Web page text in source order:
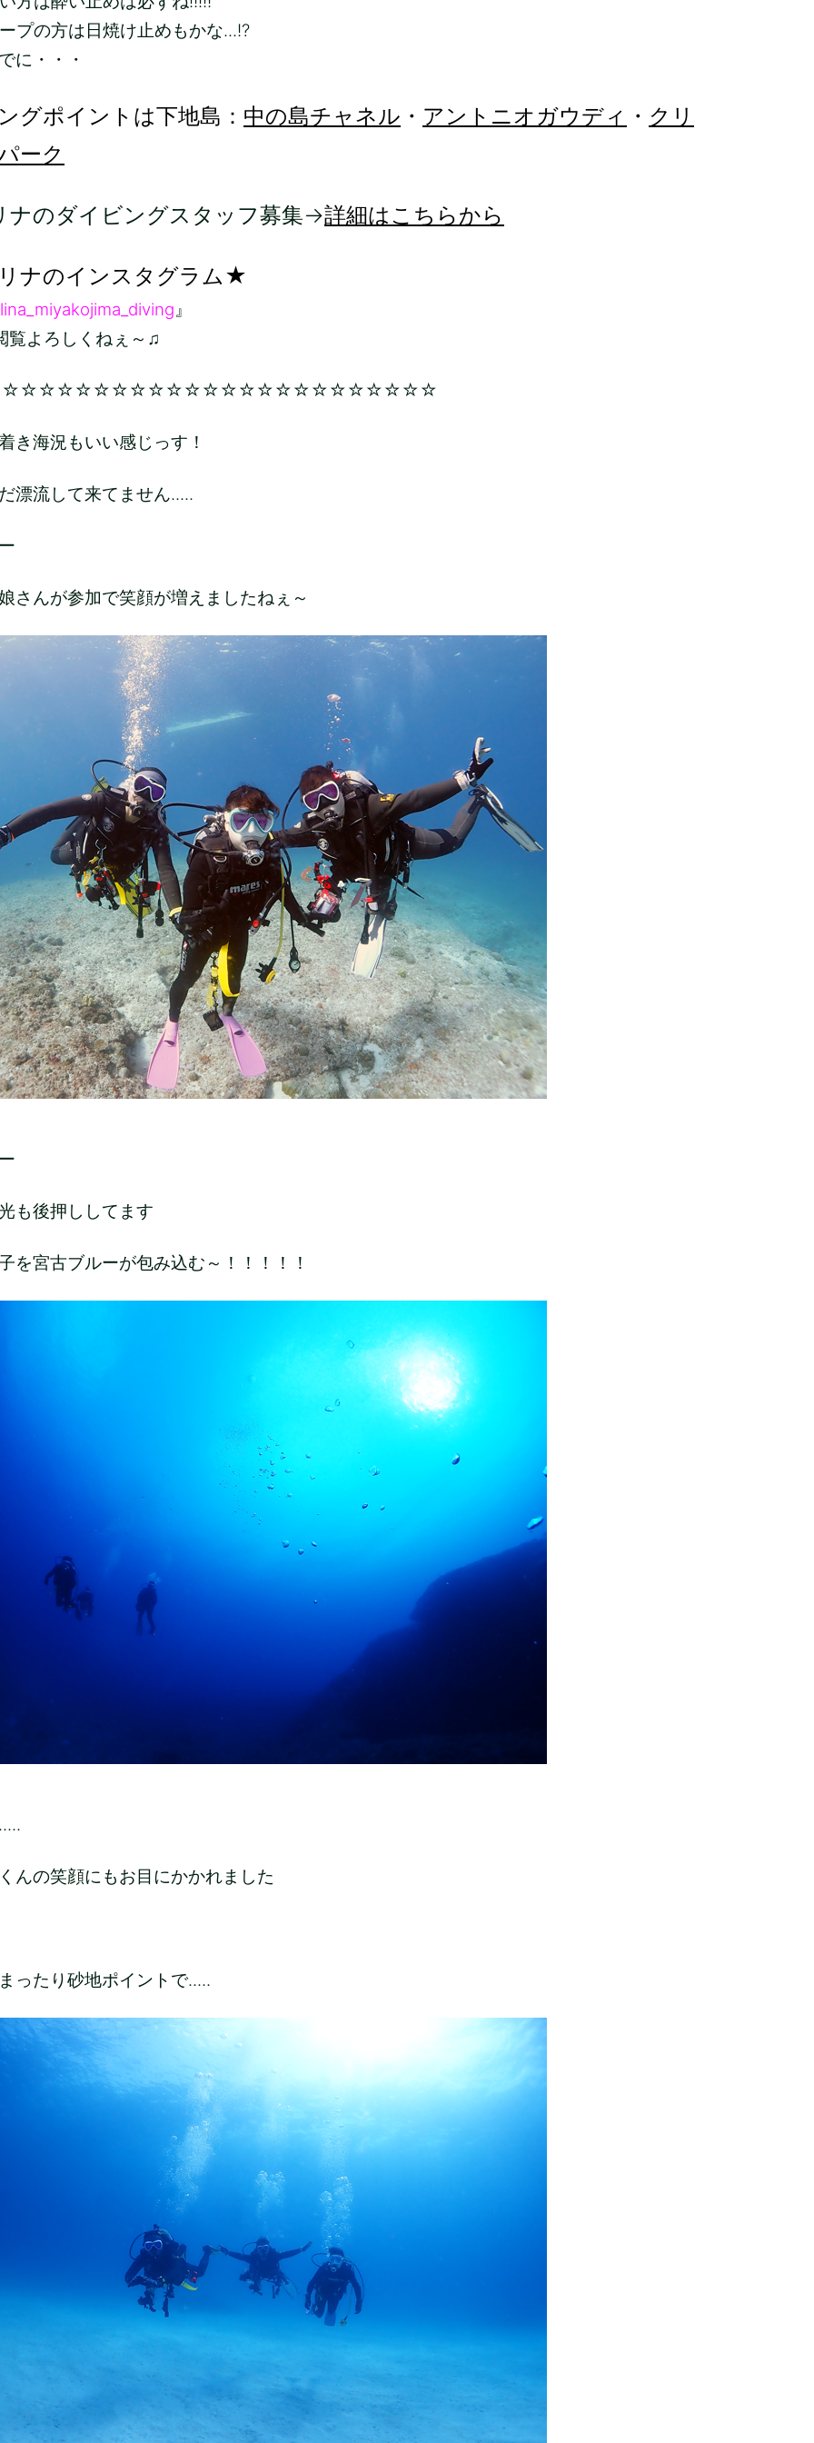
プの方は日焼け止めもかな...!?
に・・・
グポイントは下地島： 中の島チャネル ・ アントニオガウディ ・ クリ
ーク
ナのダイビングスタッフ募集→詳細はこちらから
ナのインスタグラム★
』
しくねぇ～♫
き海況もいい感じっす！
漂流して来てません.....
さんが参加で笑顔が増えましたねぇ～
も後押ししてます
を宮古ブルーが包み込む～！！！！！
んの笑顔にもお目にかかれました
ったり砂地ポイントで.....